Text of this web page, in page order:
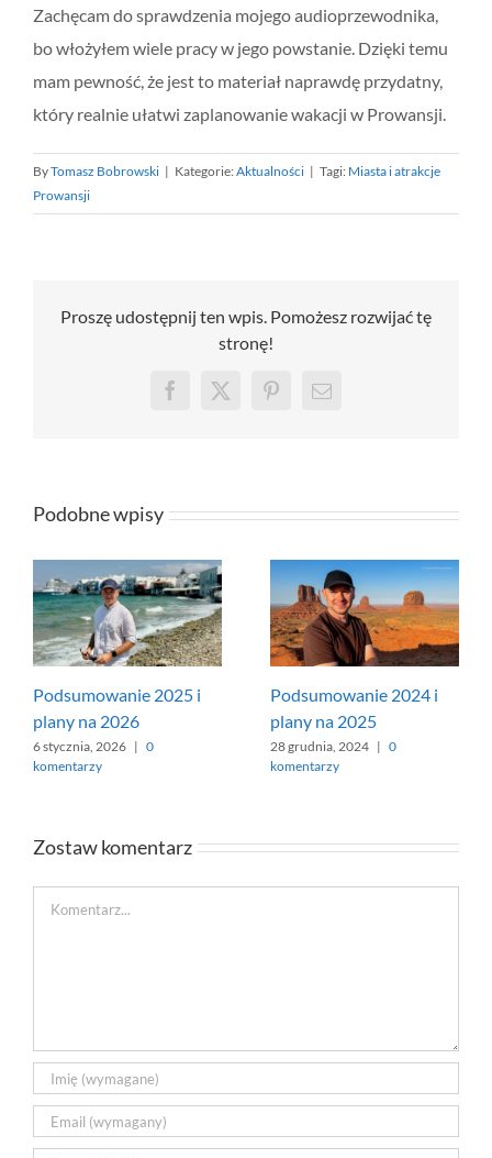
Zachęcam do sprawdzenia mojego audioprzewodnika,
bo włożyłem wiele pracy w jego powstanie. Dzięki temu
mam pewność, że jest to materiał naprawdę przydatny,
który realnie ułatwi zaplanowanie wakacji w Prowansji.
ByTomasz Bobrowski | Kategorie:Aktualności | Tagi: Miasta i atrakcje
Prowansji
Proszę udostępnij ten wpis. Pomożesz rozwijać tę
stronę!
Facebook
X PinterestEmail
Podobne wpisy
Podsumowanie 2025 i
plany na 2026
6 stycznia, 2026 | 0
komentarzy
Podsumowanie 2024 i
plany na 2025
28 grudnia, 2024 | 0
komentarzy
Zostaw komentarz
Comment